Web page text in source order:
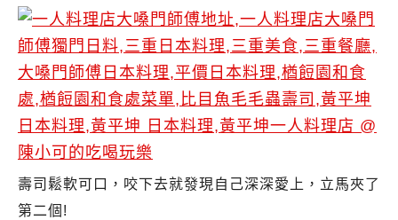
壽司鬆軟可口，咬下去就發現自己深深愛上，立馬夾了
第二個!